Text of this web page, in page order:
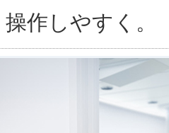
作しやすく。